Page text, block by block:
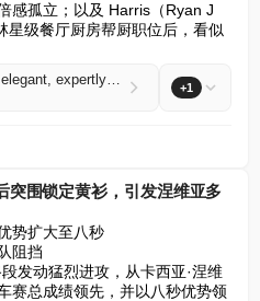
感孤立；以及 Harris（Ryan J
级餐厅厨房帮厨职位后，看似
Water Colour review – an elegant, expertly handled study of depression +1
突围锁定黄衫，引发涅维亚多
势扩大至八秒
阻挡
发动猛烈进攻，从卡西亚·涅维
赛总成绩领先，并以八秒优势领